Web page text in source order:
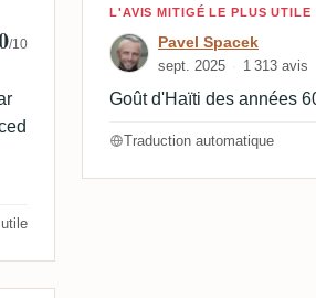
/10
Avis de Pavel
L'AVIS MITIGÉ LE PLUS UTILE
Pavel Spacek
sept. 2025 1 313 avis
Goût d'Haïti des années
Traduction automatique